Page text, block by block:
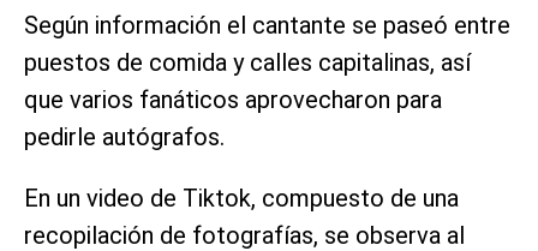
Según información el cantante se paseó entre
puestos de comida y calles capitalinas, así
que varios fanáticos aprovecharon para
pedirle autógrafos.
En un video de Tiktok, compuesto de una
recopilación de fotografías, se observa al